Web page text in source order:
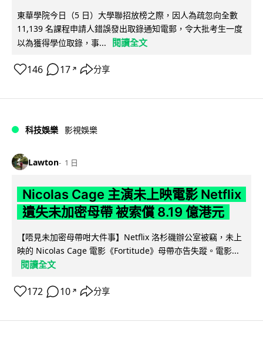
東華學院今日（5 日）大學聯招放榜之際，因人為疏忽向全數
11,139 名課程申請人錯誤發出取錄通知電郵，令大批考生一度
以為獲得學位取錄，事...
閱讀全文
146 17 ↗ 分享
科技娛樂 影視娛樂
Lawton 1 日
Nicolas Cage 主演未上映電影 Netflix
遺失未加密母帶 被索償 8.19 億港元
【唔見未加密母帶咁大件事】Netflix 洛杉磯辦公室被竊，未上
映的 Nicolas Cage 電影《Fortitude》母帶亦告失蹤。電影...
閱讀全文
172 10 ↗ 分享